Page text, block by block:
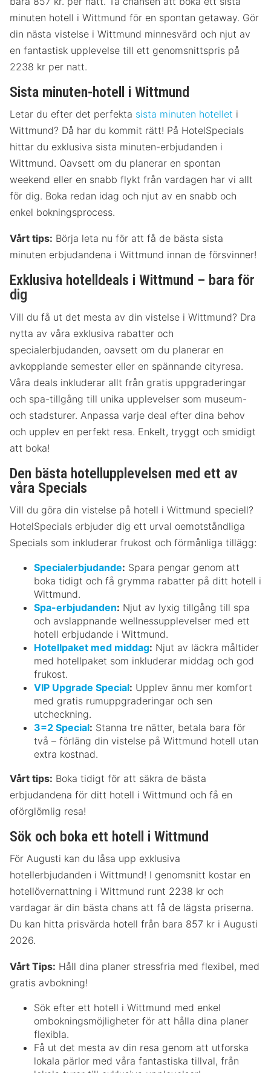
minuten hotell i Wittmund för en spontan getaway. Gör
din nästa vistelse i Wittmund minnesvärd och njut av
en fantastisk upplevelse till ett genomsnittspris på
2238 kr per natt.
Sista minuten-hotell i Wittmund
Letar du efter det perfekta sista minuten hotellet i
Wittmund? Då har du kommit rätt! På HotelSpecials
hittar du exklusiva sista minuten-erbjudanden i
Wittmund. Oavsett om du planerar en spontan
weekend eller en snabb flykt från vardagen har vi allt
för dig. Boka redan idag och njut av en snabb och
enkel bokningsprocess.
Vårt tips: Börja leta nu för att få de bästa sista
minuten erbjudandena i Wittmund innan de försvinner!
Exklusiva hotelldeals i Wittmund – bara för
dig
Vill du få ut det mesta av din vistelse i Wittmund? Dra
nytta av våra exklusiva rabatter och
specialerbjudanden, oavsett om du planerar en
avkopplande semester eller en spännande cityresa.
Våra deals inkluderar allt från gratis uppgraderingar
och spa-tillgång till unika upplevelser som museum-
och stadsturer. Anpassa varje deal efter dina behov
och upplev en perfekt resa. Enkelt, tryggt och smidigt
att boka!
Den bästa hotellupplevelsen med ett av
våra Specials
Vill du göra din vistelse på hotell i Wittmund speciell?
HotelSpecials erbjuder dig ett urval oemotståndliga
Specials som inkluderar frukost och förmånliga tillägg:
Specialerbjudande: Spara pengar genom att
boka tidigt och få grymma rabatter på ditt hotell i
Wittmund.
Spa-erbjudanden: Njut av lyxig tillgång till spa
och avslappnande wellnessupplevelser med ett
hotell erbjudande i Wittmund.
Hotellpaket med middag: Njut av läckra måltider
med hotellpaket som inkluderar middag och god
frukost.
VIP Upgrade Special: Upplev ännu mer komfort
med gratis rumuppgraderingar och sen
utcheckning.
3=2 Special: Stanna tre nätter, betala bara för
två – förläng din vistelse på Wittmund hotell utan
extra kostnad.
Vårt tips: Boka tidigt för att säkra de bästa
erbjudandena för ditt hotell i Wittmund och få en
oförglömlig resa!
Sök och boka ett hotell i Wittmund
För Augusti kan du låsa upp exklusiva
hotellerbjudanden i Wittmund! I genomsnitt kostar en
hotellövernattning i Wittmund runt 2238 kr och
vardagar är din bästa chans att få de lägsta priserna.
Du kan hitta prisvärda hotell från bara 857 kr i Augusti
2026.
Vårt Tips: Håll dina planer stressfria med flexibel, med
gratis avbokning!
Sök efter ett hotell i Wittmund med enkel
ombokningsmöjligheter för att hålla dina planer
flexibla.
Få ut det mesta av din resa genom att utforska
lokala pärlor med våra fantastiska tillval, från